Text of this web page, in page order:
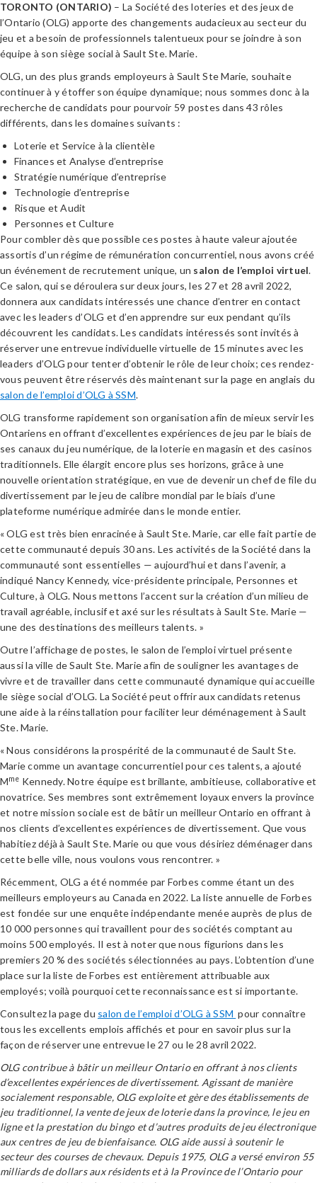
TORONTO (ONTARIO) – La Société des loteries et des jeux de
l’Ontario (OLG) apporte des changements audacieux au secteur du
jeu et a besoin de professionnels talentueux pour se joindre à son
équipe à son siège social à Sault Ste. Marie.
OLG, un des plus grands employeurs à Sault Ste Marie, souhaite
continuer à y étoffer son équipe dynamique; nous sommes donc à la
recherche de candidats pour pourvoir 59 postes dans 43 rôles
différents, dans les domaines suivants :
Loterie et Service à la clientèle
Finances et Analyse d’entreprise
Stratégie numérique d’entreprise
Technologie d’entreprise
Risque et Audit
Personnes et Culture
Pour combler dès que possible ces postes à haute valeur ajoutée
assortis d’un régime de rémunération concurrentiel, nous avons créé
un événement de recrutement unique, un salon de l’emploi virtuel.
Ce salon, qui se déroulera sur deux jours, les 27 et 28 avril 2022,
donnera aux candidats intéressés une chance d’entrer en contact
avec les leaders d’OLG et d’en apprendre sur eux pendant qu’ils
découvrent les candidats. Les candidats intéressés sont invités à
réserver une entrevue individuelle virtuelle de 15 minutes avec les
leaders d’OLG pour tenter d’obtenir le rôle de leur choix; ces rendez-
vous peuvent être réservés dès maintenant sur la page en anglais du
salon de l’emploi d’OLG à SSM.
OLG transforme rapidement son organisation afin de mieux servir les
Ontariens en offrant d’excellentes expériences de jeu par le biais de
ses canaux du jeu numérique, de la loterie en magasin et des casinos
traditionnels. Elle élargit encore plus ses horizons, grâce à une
nouvelle orientation stratégique, en vue de devenir un chef de file du
divertissement par le jeu de calibre mondial par le biais d’une
plateforme numérique admirée dans le monde entier.
« OLG est très bien enracinée à Sault Ste. Marie, car elle fait partie de
cette communauté depuis 30 ans. Les activités de la Société dans la
communauté sont essentielles — aujourd’hui et dans l’avenir, a
indiqué Nancy Kennedy, vice-présidente principale, Personnes et
Culture, à OLG. Nous mettons l’accent sur la création d’un milieu de
travail agréable, inclusif et axé sur les résultats à Sault Ste. Marie —
une des destinations des meilleurs talents. »
Outre l’affichage de postes, le salon de l’emploi virtuel présente
aussi la ville de Sault Ste. Marie afin de souligner les avantages de
vivre et de travailler dans cette communauté dynamique qui accueille
le siège social d’OLG. La Société peut offrir aux candidats retenus
une aide à la réinstallation pour faciliter leur déménagement à Sault
Ste. Marie.
« Nous considérons la prospérité de la communauté de Sault Ste.
Marie comme un avantage concurrentiel pour ces talents, a ajouté
Mme Kennedy. Notre équipe est brillante, ambitieuse, collaborative et
novatrice. Ses membres sont extrêmement loyaux envers la province
et notre mission sociale est de bâtir un meilleur Ontario en offrant à
nos clients d’excellentes expériences de divertissement. Que vous
habitiez déjà à Sault Ste. Marie ou que vous désiriez déménager dans
cette belle ville, nous voulons vous rencontrer. »
Récemment, OLG a été nommée par Forbes comme étant un des
meilleurs employeurs au Canada en 2022. La liste annuelle de Forbes
est fondée sur une enquête indépendante menée auprès de plus de
10 000 personnes qui travaillent pour des sociétés comptant au
moins 500 employés. Il est à noter que nous figurions dans les
premiers 20 % des sociétés sélectionnées au pays. L’obtention d’une
place sur la liste de Forbes est entièrement attribuable aux
employés; voilà pourquoi cette reconnaissance est si importante.
Consultez la page du salon de l’emploi d’OLG à SSM pour connaître
tous les excellents emplois affichés et pour en savoir plus sur la
façon de réserver une entrevue le 27 ou le 28 avril 2022.
OLG contribue à bâtir un meilleur Ontario en offrant à nos clients
d’excellentes expériences de divertissement. Agissant de manière
socialement responsable, OLG exploite et gère des établissements de
jeu traditionnel, la vente de jeux de loterie dans la province, le jeu en
ligne et la prestation du bingo et d’autres produits de jeu électronique
aux centres de jeu de bienfaisance. OLG aide aussi à soutenir le
secteur des courses de chevaux. Depuis 1975, OLG a versé environ 55
milliards de dollars aux résidents et à la Province de l’Ontario pour